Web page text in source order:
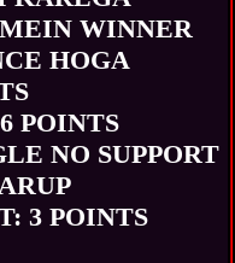
WINNER
HOGA
POINTS
NO SUPPORT
3 POINTS